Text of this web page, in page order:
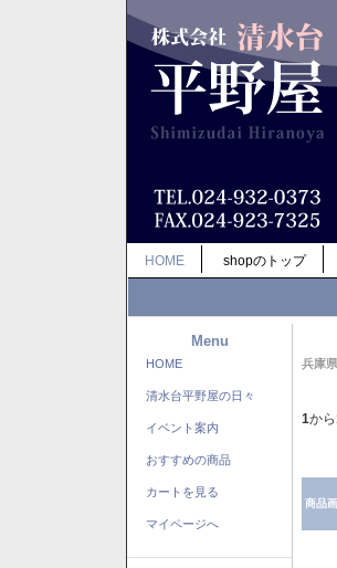
HOME shopのトップ
Menu
HOME
清水台平野屋の日々
イベント案内
おすすめの商品
カートを見る
マイページへ
兵庫県
1から
商品